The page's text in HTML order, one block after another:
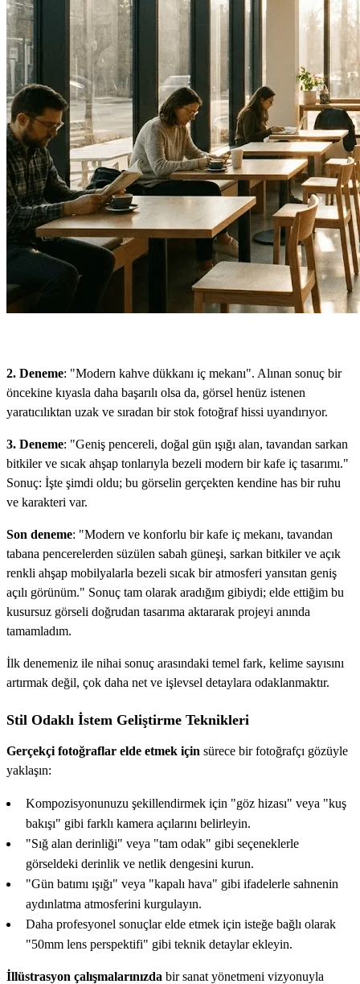
2. Deneme: "Modern kahve dükkanı iç mekanı". Alınan sonuç bir
öncekine kıyasla daha başarılı olsa da, görsel henüz istenen
yaratıcılıktan uzak ve sıradan bir stok fotoğraf hissi uyandırıyor.
3. Deneme: "Geniş pencereli, doğal gün ışığı alan, tavandan sarkan
bitkiler ve sıcak ahşap tonlarıyla bezeli modern bir kafe iç tasarımı."
Sonuç: İşte şimdi oldu; bu görselin gerçekten kendine has bir ruhu
ve karakteri var.
Son deneme: "Modern ve konforlu bir kafe iç mekanı, tavandan
tabana pencerelerden süzülen sabah güneşi, sarkan bitkiler ve açık
renkli ahşap mobilyalarla bezeli sıcak bir atmosferi yansıtan geniş
açılı görünüm." Sonuç tam olarak aradığım gibiydi; elde ettiğim bu
kusursuz görseli doğrudan tasarıma aktararak projeyi anında
tamamladım.
İlk denemeniz ile nihai sonuç arasındaki temel fark, kelime sayısını
artırmak değil, çok daha net ve işlevsel detaylara odaklanmaktır.
Stil Odaklı İstem Geliştirme Teknikleri
Gerçekçi fotoğraflar elde etmek için sürece bir fotoğrafçı gözüyle
yaklaşın:
Kompozisyonunuzu şekillendirmek için "göz hizası" veya "kuş
bakışı" gibi farklı kamera açılarını belirleyin.
"Sığ alan derinliği" veya "tam odak" gibi seçeneklerle
görseldeki derinlik ve netlik dengesini kurun.
"Gün batımı ışığı" veya "kapalı hava" gibi ifadelerle sahnenin
aydınlatma atmosferini kurgulayın.
Daha profesyonel sonuçlar elde etmek için isteğe bağlı olarak
"50mm lens perspektifi" gibi teknik detaylar ekleyin.
İllüstrasyon çalışmalarınızda bir sanat yönetmeni vizyonuyla